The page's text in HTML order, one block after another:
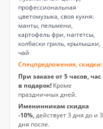
профессиональная
цветомузыка, своя кухня:
манты, пельмени,
картофель фри, наггетсы,
колбаски гриль, крылышки,
чай
Спецпредложения, скидки:
При заказе от 5 часов, час
в подарок! Кроме
праздничных дней.
Именинникам скидка
-10%,действует 3 дня до и 3
дня после.